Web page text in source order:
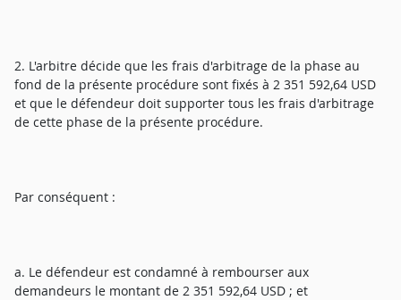
2. L'arbitre décide que les frais d'arbitrage de la phase au
fond de la présente procédure sont fixés à 2 351 592,64 USD
et que le défendeur doit supporter tous les frais d'arbitrage
de cette phase de la présente procédure.
Par conséquent :
a. Le défendeur est condamné à rembourser aux
demandeurs le montant de 2 351 592,64 USD ; et